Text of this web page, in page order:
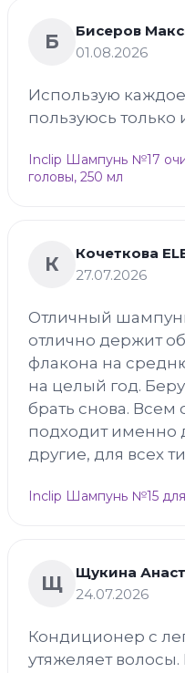
Б
Бисеров
01.08.2026
Использую каждое
пользуюсь только
Inclip Шампунь №17
головы, 250 мл
К
Кочеткова
27.07.2026
Отличный
отлично держит
флакона на
на целый год.
брать снова. Всем
подходит именно
другие, для всех
Inclip Шампунь №15
Щ
Щукина
24.07.2026
Кондиционер с
утяжеляет